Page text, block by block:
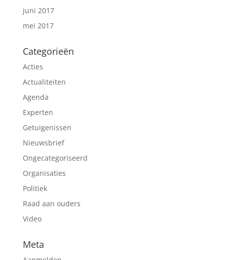
juni 2017
mei 2017
Categorieën
Acties
Actualiteiten
Agenda
Experten
Getuigenissen
Nieuwsbrief
Ongecategoriseerd
Organisaties
Politiek
Raad aan ouders
Video
Meta